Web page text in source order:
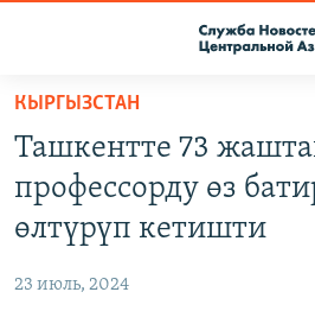
Вернуться
основному
содержанию
Вернутся
главной
ПОДПИСКА
КОНТАКТЫ
НАСТОЯЩЕЕ ВРЕМЯ
КЫРГЫЗСТАН
Ташкентте 73
профессорду өз
өлтүрүп кетишти
23 июль, 2024